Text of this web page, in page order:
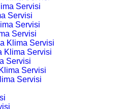
Servisi
Servisi
Servisi
Servisi
Klima Servisi
Klima Servisi
Servisi
Servisi
Servisi